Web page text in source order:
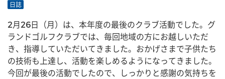
日誌
2月26日（月）は、本年度の最後のクラブ活動でした。グ
ランドゴルフクラブでは、毎回地域の方にお越しいただ
き、指導していただいてきました。おかげさまで子供たち
の技術も上達し、活動を楽しめるようになってきました。
今回が最後の活動でしたので、しっかりと感謝の気持ちを